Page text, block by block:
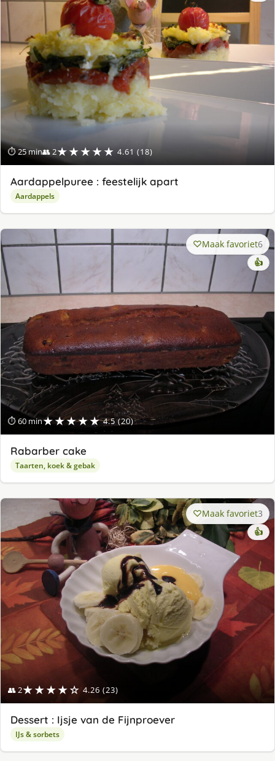
⏱ 25 min👥 2★★★★★ 4.61 (18)
Aardappelpuree : feestelijk apart
Aardappels
⏱ 60 min★★★★★ 4.5 (20)
Maak favoriet6
👍
Rabarber cake
Taarten, koek & gebak
👥 2★★★★☆ 4.26 (23)
Maak favoriet3
👍
Dessert : Ijsje van de Fijnproever
IJs & sorbets